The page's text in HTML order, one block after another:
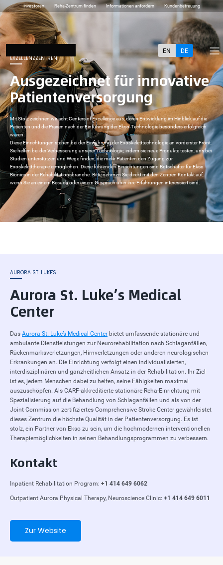
Investoren Reha-Zentrum finden Informationen anfordern Kundenbetreuung
EN DE
EXZELLENZZENTREN
Ausgezeichnet für innovative
Patientenversorgung
Mit Stolz zeichnen wir acht Centers of Excellence aus, deren Entwicklung im Hinblick auf die
Patienten und die Praxen nach der Einführung der Ekso-Technologie besonders erfolgreich
waren.
Diese Einrichtungen stehen bei der Einführung der Exoskeletttechnologie an vorderster Front.
Sie helfen bei der Verbesserung unserer Technologie, indem sie neue Produkte testen, uns bei
Studien unterstützen und Wege finden, die mehr Patienten den Zugang zur
Exoskeletttherapie ermöglichen. Diese führenden Einrichtungen sind Botschafter für Ekso
Bionics in der Rehabilitationsbranche. Bitte nehmen Sie direkt mit den Zentren Kontakt auf,
wenn Sie an einem Besuch oder einem Gespräch über ihre Erfahrungen interessiert sind.
AURORA ST. LUKE'S
Aurora St. Luke’s Medical
Center
Das Aurora St. Luke’s Medical Center bietet umfassende stationäre und
ambulante Dienstleistungen zur Neurorehabilitation nach Schlaganfällen,
Rückenmarksverletzungen, Hirnverletzungen oder anderen neurologischen
Erkrankungen an. Die Einrichtung verfolgt einen individualisierten,
interdisziplinären und ganzheitlichen Ansatz in der Rehabilitation. Ihr Ziel
ist es, jedem Menschen dabei zu helfen, seine Fähigkeiten maximal
auszuschöpfen. Als CARF-akkreditierte stationäre Reha-Einrichtung mit
Spezialisierung auf die Behandlung von Schlaganfällen und als von der
Joint Commission zertifiziertes Comprehensive Stroke Center gewährleistet
dieses Zentrum die höchste Qualität in der Patientenversorgung. Es ist
stolz, ein Partner von Ekso zu sein, um die hochmodernen interventionellen
Therapiemöglichkeiten in seinen Behandlungsprogrammen zu verbessern.
Kontakt
Inpatient Rehabilitation Program: +1 414 649 6062
Outpatient Aurora Physical Therapy, Neuroscience Clinic: +1 414 649 6011
Zur Website